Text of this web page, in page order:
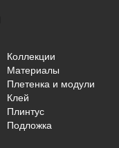
Коллекции
Материалы
Плетенка и модули
Клей
Плинтус
Подложка